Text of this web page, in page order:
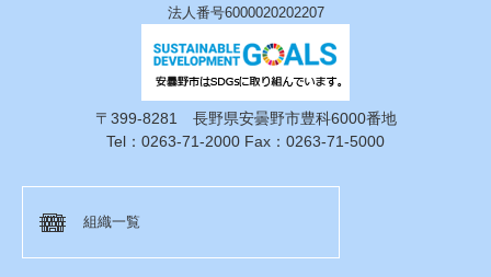
法人番号6000020202207
〒399-8281 長野県安曇野市豊科6000番地
Tel：0263-71-2000 Fax：0263-71-5000
組織一覧